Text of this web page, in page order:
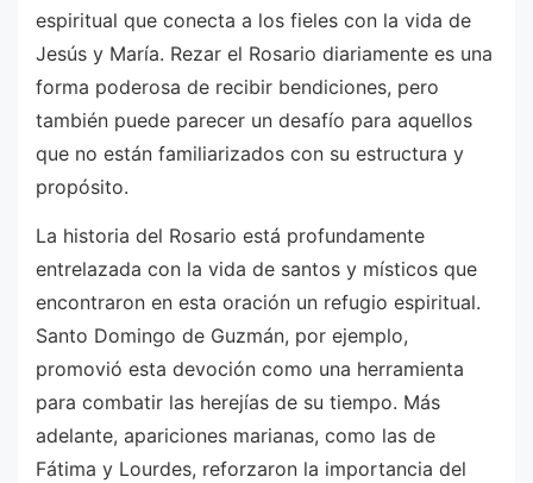
espiritual que conecta a los fieles con la vida de
Jesús y María. Rezar el Rosario diariamente es una
forma poderosa de recibir bendiciones, pero
también puede parecer un desafío para aquellos
que no están familiarizados con su estructura y
propósito.
La historia del Rosario está profundamente
entrelazada con la vida de santos y místicos que
encontraron en esta oración un refugio espiritual.
Santo Domingo de Guzmán, por ejemplo,
promovió esta devoción como una herramienta
para combatir las herejías de su tiempo. Más
adelante, apariciones marianas, como las de
Fátima y Lourdes, reforzaron la importancia del